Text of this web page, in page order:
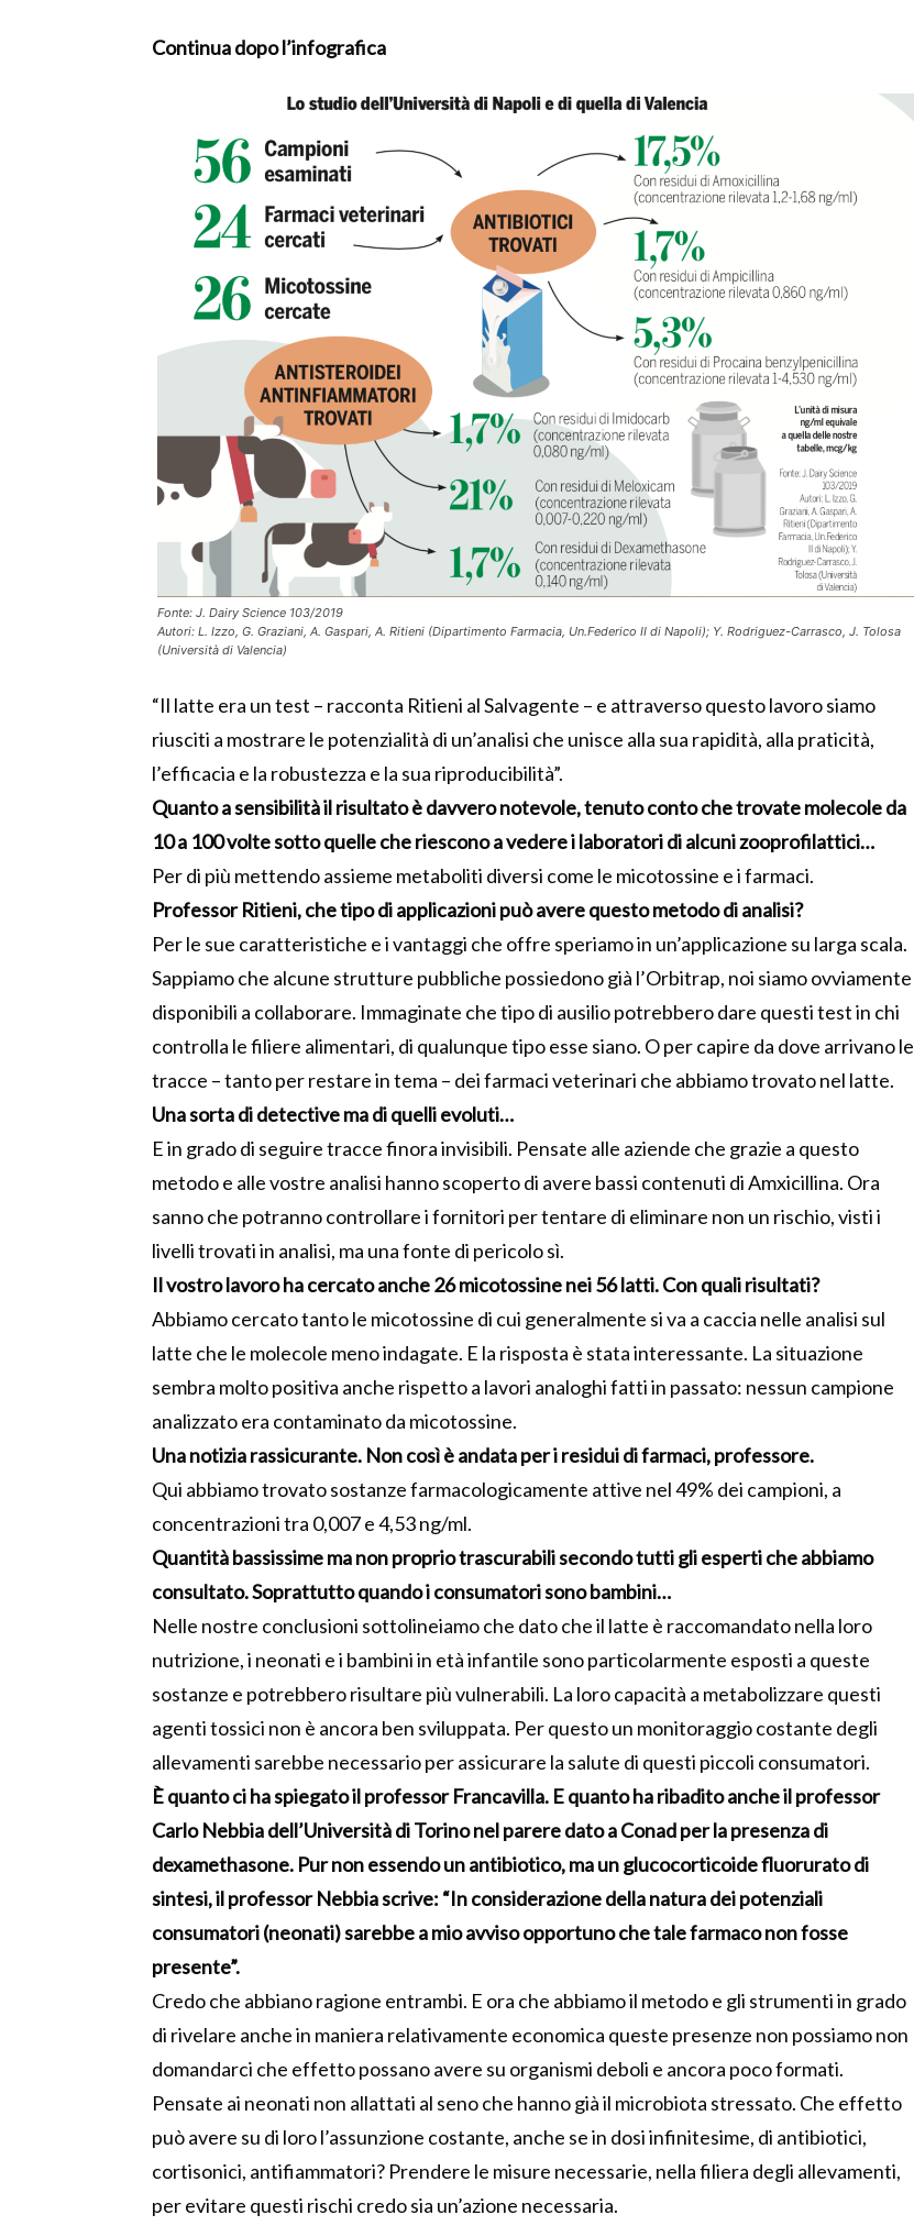
Continua dopo l’infografica
Fonte: J. Dairy Science 103/2019
Autori: L. Izzo, G. Graziani, A. Gaspari, A. Ritieni (Dipartimento Farmacia, Un.Federico II di Napoli); Y. Rodriguez-Carrasco, J. Tolosa
(Università di Valencia)
“Il latte era un test – racconta Ritieni al Salvagente – e attraverso questo lavoro siamo
riusciti a mostrare le potenzialità di un’analisi che unisce alla sua rapidità, alla praticità,
l’efficacia e la robustezza e la sua riproducibilità”.
Quanto a sensibilità il risultato è davvero notevole, tenuto conto che trovate molecole da
10 a 100 volte sotto quelle che riescono a vedere i laboratori di alcuni zooprofilattici…
Per di più mettendo assieme metaboliti diversi come le micotossine e i farmaci.
Professor Ritieni, che tipo di applicazioni può avere questo metodo di analisi?
Per le sue caratteristiche e i vantaggi che offre speriamo in un’applicazione su larga scala.
Sappiamo che alcune strutture pubbliche possiedono già l’Orbitrap, noi siamo ovviamente
disponibili a collaborare. Immaginate che tipo di ausilio potrebbero dare questi test in chi
controlla le filiere alimentari, di qualunque tipo esse siano. O per capire da dove arrivano le
tracce – tanto per restare in tema – dei farmaci veterinari che abbiamo trovato nel latte.
Una sorta di detective ma di quelli evoluti…
E in grado di seguire tracce finora invisibili. Pensate alle aziende che grazie a questo
metodo e alle vostre analisi hanno scoperto di avere bassi contenuti di Amxicillina. Ora
sanno che potranno controllare i fornitori per tentare di eliminare non un rischio, visti i
livelli trovati in analisi, ma una fonte di pericolo sì.
Il vostro lavoro ha cercato anche 26 micotossine nei 56 latti. Con quali risultati?
Abbiamo cercato tanto le micotossine di cui generalmente si va a caccia nelle analisi sul
latte che le molecole meno indagate. E la risposta è stata interessante. La situazione
sembra molto positiva anche rispetto a lavori analoghi fatti in passato: nessun campione
analizzato era contaminato da micotossine.
Una notizia rassicurante. Non così è andata per i residui di farmaci, professore.
Qui abbiamo trovato sostanze farmacologicamente attive nel 49% dei campioni, a
concentrazioni tra 0,007 e 4,53 ng/ml.
Quantità bassissime ma non proprio trascurabili secondo tutti gli esperti che abbiamo
consultato. Soprattutto quando i consumatori sono bambini…
Nelle nostre conclusioni sottolineiamo che dato che il latte è raccomandato nella loro
nutrizione, i neonati e i bambini in età infantile sono particolarmente esposti a queste
sostanze e potrebbero risultare più vulnerabili. La loro capacità a metabolizzare questi
agenti tossici non è ancora ben sviluppata. Per questo un monitoraggio costante degli
allevamenti sarebbe necessario per assicurare la salute di questi piccoli consumatori.
È quanto ci ha spiegato il professor Francavilla. E quanto ha ribadito anche il professor
Carlo Nebbia dell’Università di Torino nel parere dato a Conad per la presenza di
dexamethasone. Pur non essendo un antibiotico, ma un glucocorticoide fluorurato di
sintesi, il professor Nebbia scrive: “In considerazione della natura dei potenziali
consumatori (neonati) sarebbe a mio avviso opportuno che tale farmaco non fosse
presente”.
Credo che abbiano ragione entrambi. E ora che abbiamo il metodo e gli strumenti in grado
di rivelare anche in maniera relativamente economica queste presenze non possiamo non
domandarci che effetto possano avere su organismi deboli e ancora poco formati.
Pensate ai neonati non allattati al seno che hanno già il microbiota stressato. Che effetto
può avere su di loro l’assunzione costante, anche se in dosi infinitesime, di antibiotici,
cortisonici, antifiammatori? Prendere le misure necessarie, nella filiera degli allevamenti,
per evitare questi rischi credo sia un’azione necessaria.